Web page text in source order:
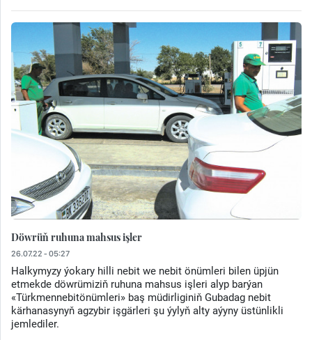
Döwrüň ruhuna mahsus işler
26.07.22 - 05:27
Halkymyzy ýokary hilli nebit we nebit önümleri bilen üpjün
etmekde döwrümiziň ruhuna mahsus işleri alyp barýan
«Türkmennebitönümleri» baş müdirliginiň Gubadag nebit
kärhanasynyň agzybir işgärleri şu ýylyň alty aýyny üstünlikli
jemlediler.